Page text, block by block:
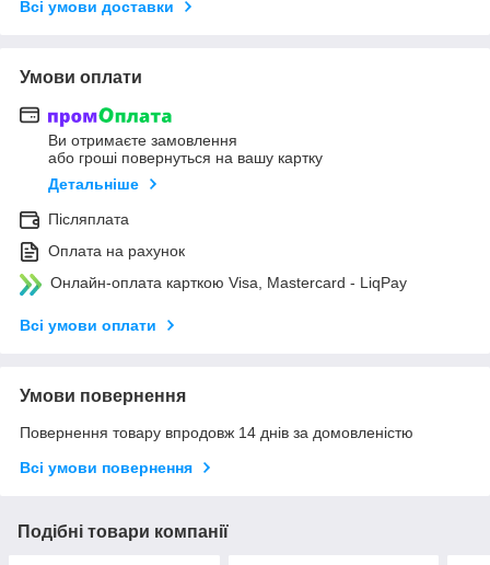
Всі умови доставки
Умови оплати
Ви отримаєте замовлення
або гроші повернуться на вашу картку
Детальніше
Післяплата
Оплата на рахунок
Онлайн-оплата карткою Visa, Mastercard - LiqPay
Всі умови оплати
Умови повернення
Повернення товару впродовж 14 днів за домовленістю
Всі умови повернення
Подібні товари компанії